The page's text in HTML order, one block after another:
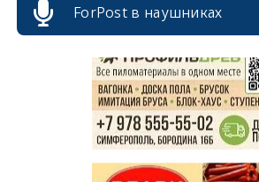
ForPost в наушниках